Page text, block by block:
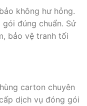
không hư hỏng.
gói đúng chuẩn. Sử
bảo vệ tranh tối
carton chuyên
dịch vụ đóng gói